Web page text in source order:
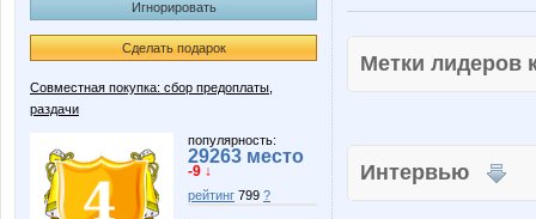
Игнорировать
Сделать подарок
Совместная покупка: сбор предоплаты,
раздачи
популярность:
29263 место
-9 ↓
рейтинг 799 ?
Метки
Интервью